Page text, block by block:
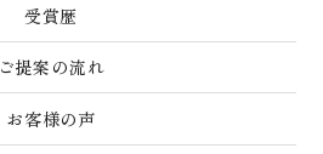
受賞歴
ご提案の流れ
お客様の声